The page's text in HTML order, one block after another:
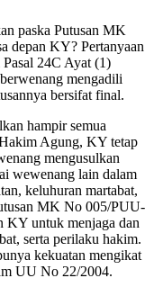
paska Putusan MK
depan KY? Pertanyaan
24C Ayat (1)
mengadili
bersifat final.
hampir semua
Agung, KY tetap
mengusulkan
wewenang lain dalam
keluhuran martabat,
MK No 005/PUU-
KY untuk menjaga dan
serta perilaku hakim.
kekuatan mengikat
UU No 22/2004.